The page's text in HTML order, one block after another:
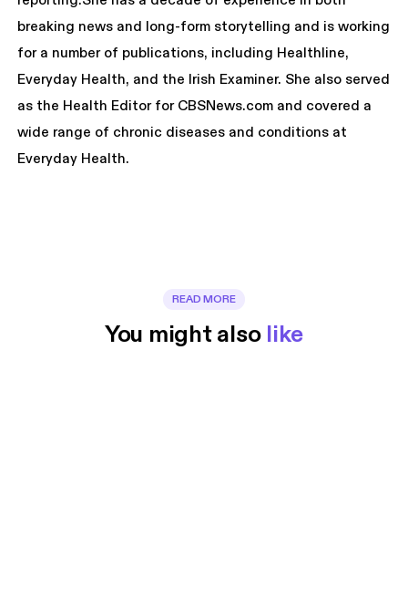
breaking news and long-form storytelling and is working
for a number of publications, including Healthline,
Everyday Health, and the Irish Examiner. She also served
as the Health Editor for CBSNews.com and covered a
wide range of chronic diseases and conditions at
Everyday Health.
READ MORE
You might also like